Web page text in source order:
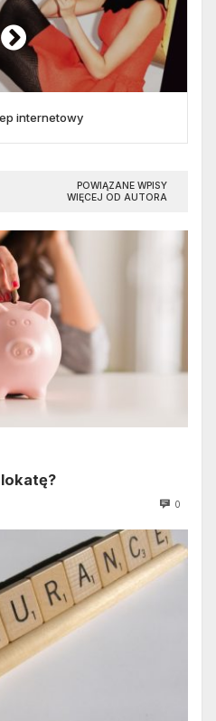
internetowy
POWIĄZANE WPISY
WIĘCEJ OD AUTORA
0